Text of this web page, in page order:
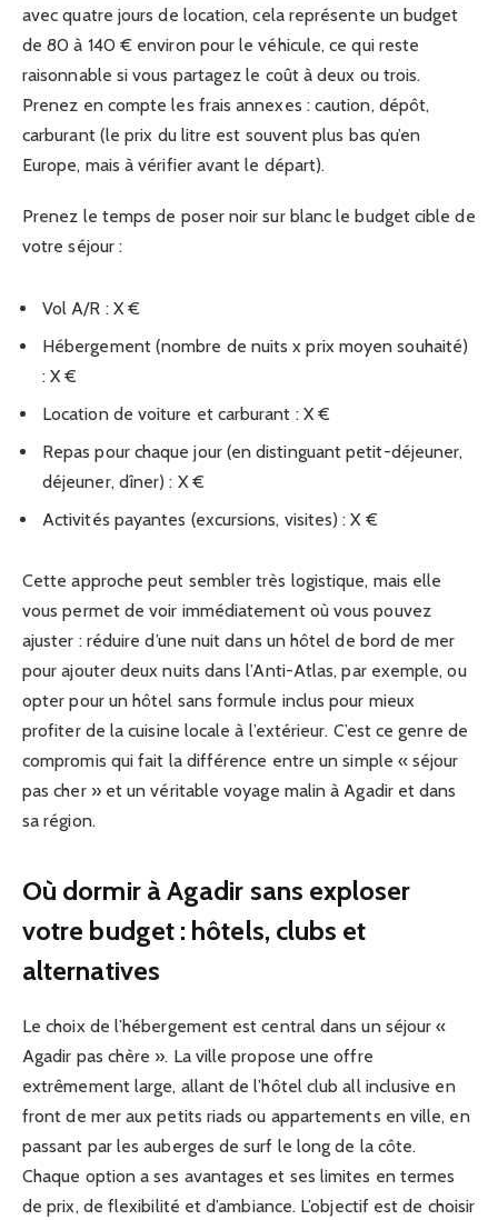
avec quatre jours de location, cela représente un budget
de 80 à 140 € environ pour le véhicule, ce qui reste
raisonnable si vous partagez le coût à deux ou trois.
Prenez en compte les frais annexes : caution, dépôt,
carburant (le prix du litre est souvent plus bas qu’en
Europe, mais à vérifier avant le départ).
Prenez le temps de poser noir sur blanc le budget cible de
votre séjour :
Vol A/R : X €
Hébergement (nombre de nuits x prix moyen souhaité)
: X €
Location de voiture et carburant : X €
Repas pour chaque jour (en distinguant petit-déjeuner,
déjeuner, dîner) : X €
Activités payantes (excursions, visites) : X €
Cette approche peut sembler très logistique, mais elle
vous permet de voir immédiatement où vous pouvez
ajuster : réduire d’une nuit dans un hôtel de bord de mer
pour ajouter deux nuits dans l’Anti-Atlas, par exemple, ou
opter pour un hôtel sans formule inclus pour mieux
profiter de la cuisine locale à l’extérieur. C’est ce genre de
compromis qui fait la différence entre un simple « séjour
pas cher » et un véritable voyage malin à Agadir et dans
sa région.
Où dormir à Agadir sans exploser
votre budget : hôtels, clubs et
alternatives
Le choix de l’hébergement est central dans un séjour «
Agadir pas chère ». La ville propose une offre
extrêmement large, allant de l’hôtel club all inclusive en
front de mer aux petits riads ou appartements en ville, en
passant par les auberges de surf le long de la côte.
Chaque option a ses avantages et ses limites en termes
de prix, de flexibilité et d’ambiance. L’objectif est de choisir